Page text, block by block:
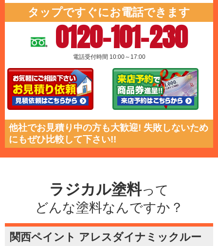
タップですぐにお電話できます
0120-101-230
電話受付時間 10:00～17:00
他社でお見積り中の方も大歓迎! 失敗しないため
にもぜひ比較して下さい!!
ラジカル塗料って
どんな塗料なんですか？
関西ペイント アレスダイナミックルー